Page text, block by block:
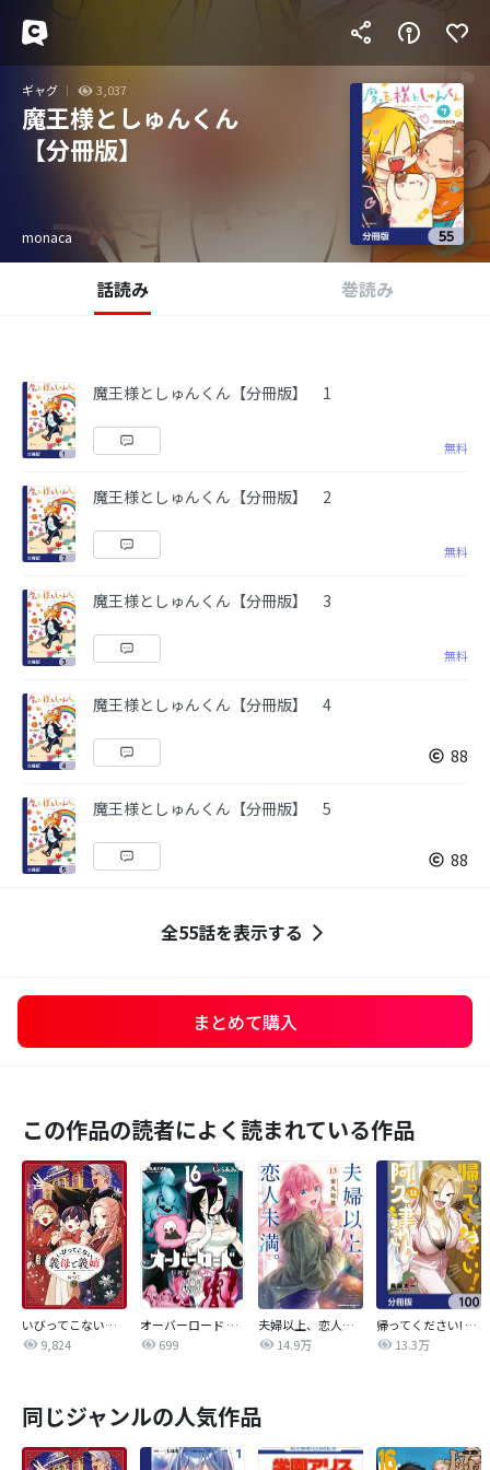
ギャグ 3,037
魔王様としゅんくん
【分冊版】
monaca
話読み 巻読み
魔王様としゅんくん【分冊版】 1
無料
魔王様としゅんくん【分冊版】 2
無料
魔王様としゅんくん【分冊版】 3
無料
魔王様としゅんくん【分冊版】 4
88
魔王様としゅんくん【分冊版】 5
88
全55話を表示する
まとめて購入
この作品の読者によく読まれている作品
いびってこない義母と義姉
9,824
オーバーロード 不死者のOh!
699
夫婦以上、恋人未満。【分冊版】
14.9万
帰ってください! 阿久津さん【分冊版】
13.3万
同じジャンルの人気作品